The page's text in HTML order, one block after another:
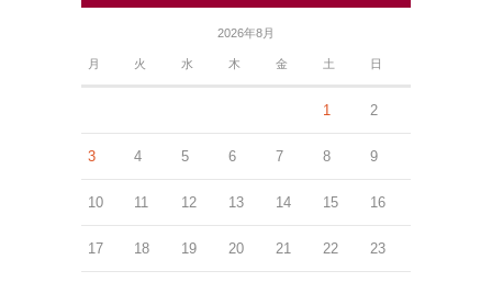
2026年8月
月 火 水 木 金 土 日
1 2
3 4 5 6 7 8 9
10 11 12 13 14 15 16
17 18 19 20 21 22 23